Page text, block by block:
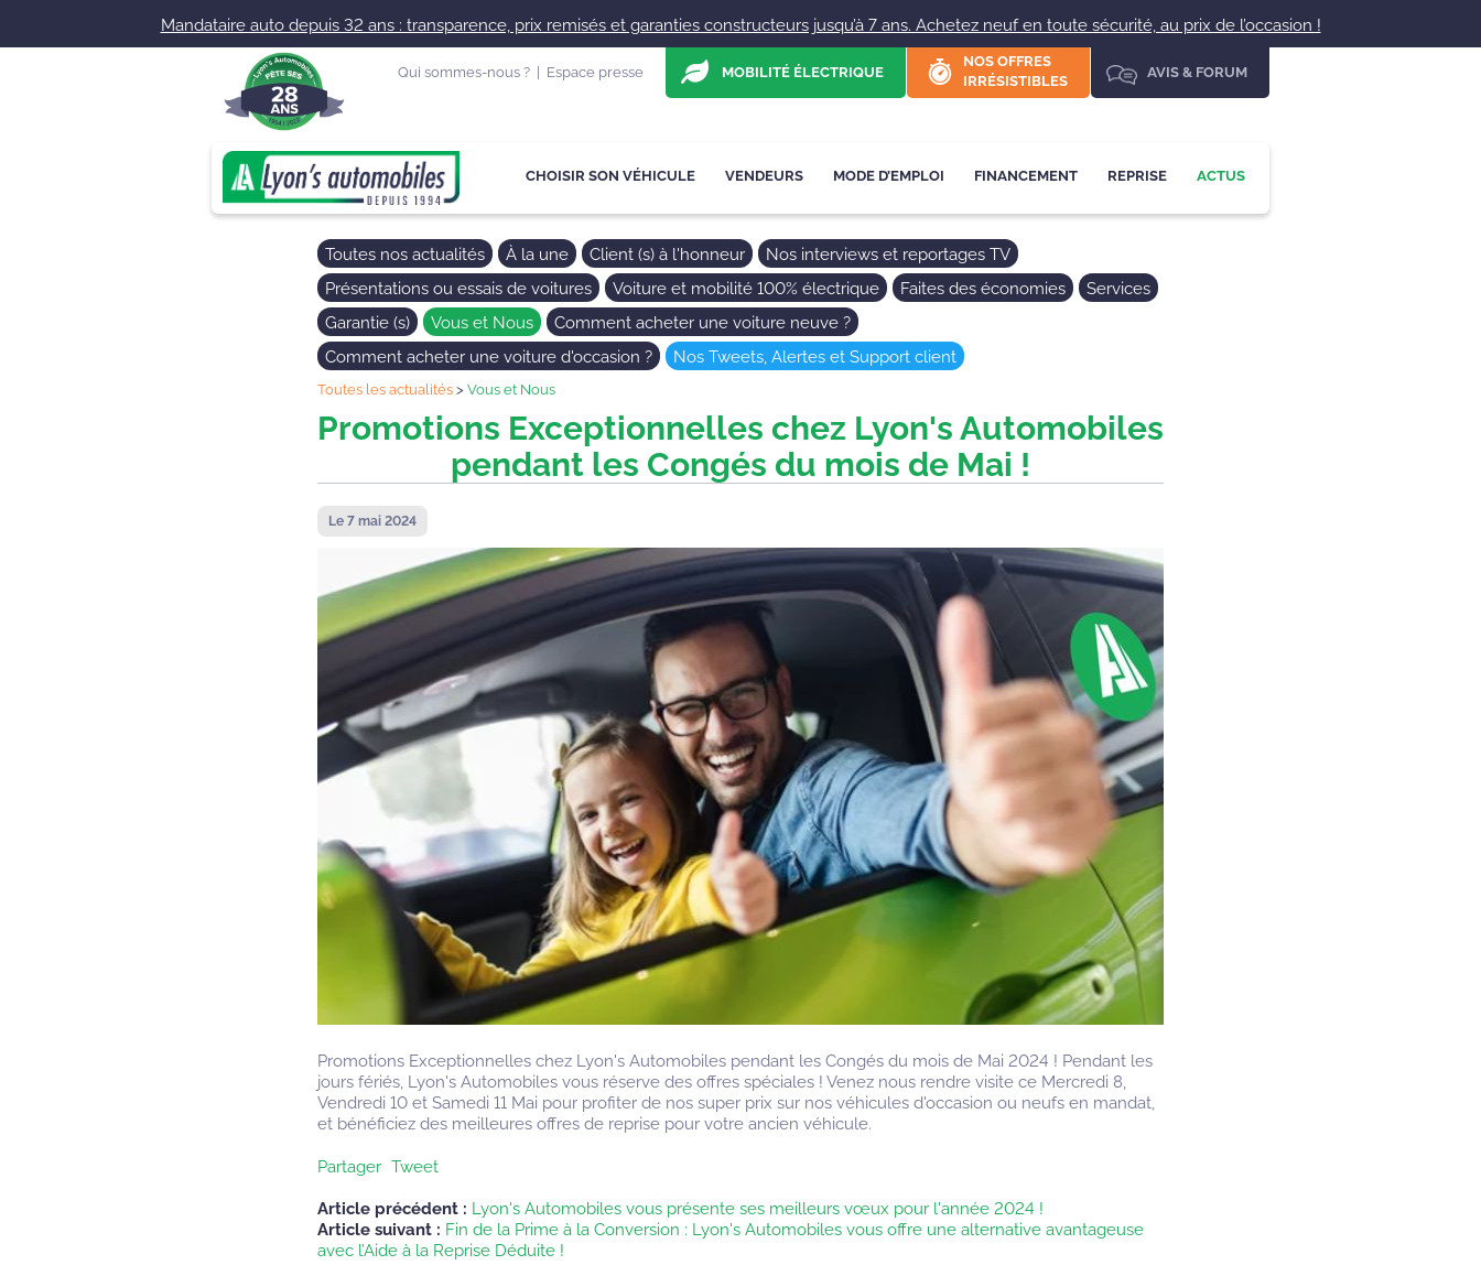
Mandataire auto depuis 32 ans : transparence, prix remisés et garanties constructeurs jusqu’à 7 ans. Achetez neuf en toute sécurité, au prix de l’occasion !
Qui sommes-nous ? Espace presse MOBILITÉ ÉLECTRIQUE
NOS OFFRES
IRRÉSISTIBLES
AVIS & FORUM
CHOISIR SON VÉHICULE VENDEURS MODE D’EMPLOI FINANCEMENT REPRISE ACTUS
Toutes nos actualités À la une Client (s) à l'honneur
Nos interviews et reportages TV
Présentations ou essais de voitures
Voiture et mobilité 100% électrique Faites des économies
Services
Garantie (s)
Vous et Nous
Comment acheter une voiture neuve ?
Comment acheter une voiture d'occasion ?
Nos Tweets, Alertes et Support client
Toutes les actualités > Vous et Nous
Promotions Exceptionnelles chez Lyon's Automobiles
pendant les Congés du mois de Mai !
Le 7 mai 2024
Promotions Exceptionnelles chez Lyon's Automobiles pendant les Congés du mois de Mai 2024 ! Pendant les
jours fériés, Lyon's Automobiles vous réserve des offres spéciales ! Venez nous rendre visite ce Mercredi 8,
Vendredi 10 et Samedi 11 Mai pour profiter de nos super prix sur nos véhicules d'occasion ou neufs en mandat,
et bénéficiez des meilleures offres de reprise pour votre ancien véhicule.
Partager Tweet
Article précédent : Lyon's Automobiles vous présente ses meilleurs vœux pour l'année 2024 !
Article suivant : Fin de la Prime à la Conversion : Lyon's Automobiles vous offre une alternative avantageuse
avec l’Aide à la Reprise Déduite !